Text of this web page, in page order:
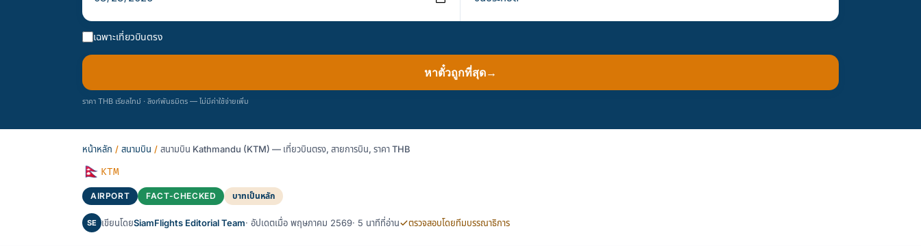
เฉพาะเที่ยวบินตรง
หาตั๋วถูกที่สุด→
ราคา THB เรียลไทม์ · ลิงก์พันธมิตร — ไม่มีค่าใช้จ่ายเพิ่ม
หน้าหลัก / สนามบิน / สนามบิน Kathmandu (KTM) — เที่ยวบินตรง, สายการบิน, ราคา THB
🇳🇵 KTM
AIRPORT FACT-CHECKED บาทเป็นหลัก
SE เขียนโดยSiamFlights Editorial Team· อัปเดตเมื่อ พฤษภาคม 2569· 5 นาทีที่อ่าน ตรวจสอบโดยทีมบรรณาธิการ